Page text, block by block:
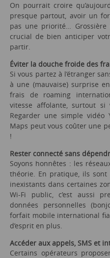
On pourrait croire
presque partout, avoir un
pas une priorité…
crucial de bien anticiper
partir.
Éviter la douche froide des
Si vous partez à l’étranger
à une (mauvaise) surprise
frais de roaming
vitesse affolante, surtout
Regarder une simple vidéo
Maps peut vous coûter une
!
Rester connecté sans
Soyons honnêtes : les
théorie. En pratique, ils sont
inexistants dans certaines
Wi-Fi public, c’est aussi
données personnelles
forfait mobile international
d’esprit en plus.
Accéder aux appels, SMS et
Certains opérateurs